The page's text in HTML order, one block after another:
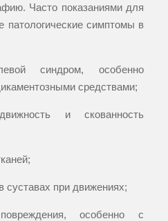
Часто показаниями для
симптомы в
синдром, особенно
средствами;
и скованность
суставах при движениях;
особенно с